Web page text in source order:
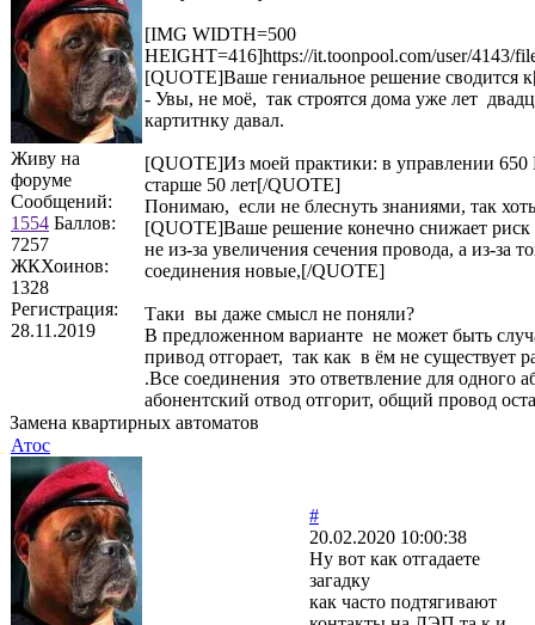
Живу на
форуме
Сообщений:
1554 Баллов:
7257
ЖКХоинов:
1328
Регистрация:
28.11.2019
[IMG WIDTH=500
HEIGHT=416]https://it.toonpool.com/user/4143/
[QUOTE]Ваше гениальное решение сводится
- Увы, не моё, так строятся дома уже лет
картитнку давал.
[QUOTE]Из моей практики: в управлении
старше 50 лет[/QUOTE]
Понимаю, если не блеснуть знаниями, так
[QUOTE]Ваше решение конечно снижает риск
не из-за увеличения сечения провода, а из-за
соединения новые,[/QUOTE]
Таки вы даже смысл не поняли?
В предложенном варианте не может быть
привод отгорает, так как в ём не существует
.Все соединения это ответвление для одного
абонентский отвод отгорит, общий провод
Замена квартирных автоматов
Атос
#
20.02.2020 10:00:38
Ну вот как отгадаете
загадку
как часто подтягивают